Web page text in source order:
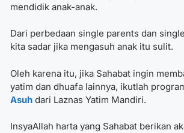
mendidik anak-anak.
Dari perbedaan single parents dan
kita sadar jika mengasuh anak itu sulit.
Oleh karena itu, jika Sahabat ingin
yatim dan dhuafa lainnya, ikutlah
Asuh dari Laznas Yatim Mandiri.
InsyaAllah harta yang Sahabat berikan